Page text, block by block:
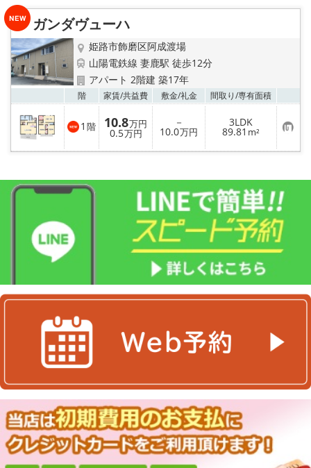
り
ガンダヴューハ
姫路市飾磨区阿成渡場
山陽電鉄線 妻鹿駅 徒歩12分
アパート 2階建 築17年
階 家賃/共益費 敷金/礼金 間取り/専有面積
1 階 10.8万円
0.5万円
－
10.0万円
3LDK
89.81 m² お
気
に
登
録